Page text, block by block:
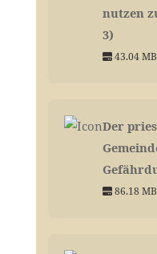
nutzen
3)
43.04 MB
Der
86.18 MB